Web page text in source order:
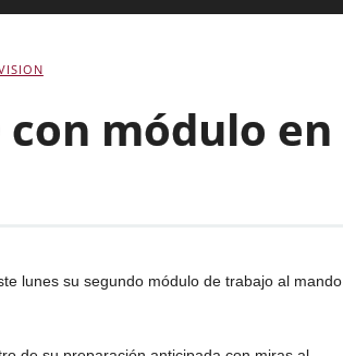
módulo en
lunes su segundo módulo de trabajo al mando